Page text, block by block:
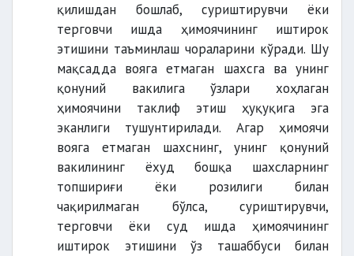
қилишдан бошлаб, суриштирувчи ёки
терговчи ишда ҳимоячининг иштирок
этишини таъминлаш чораларини кўради. Шу
мақсадда вояга етмаган шахсга ва унинг
қонуний вакилига ўзлари хоҳлаган
ҳимоячини таклиф этиш ҳуқуқига эга
эканлиги тушунтирилади. Агар ҳимоячи
вояга етмаган шахснинг, унинг қонуний
вакилининг ёхуд бошқа шахсларнинг
топшириғи ёки розилиги билан
чақирилмаган бўлса, суриштирувчи,
терговчи ёки суд ишда ҳимоячининг
иштирок этишини ўз ташаббуси билан